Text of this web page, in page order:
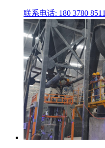
联系电话: 180 3780 8511